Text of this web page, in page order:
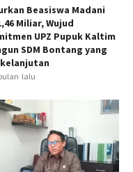
Beasiswa Madani
Miliar, Wujud
UPZ Pupuk Kaltim
SDM Bontang yang
lalu